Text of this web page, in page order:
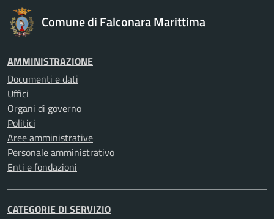
Comune di Falconara Marittima
AMMINISTRAZIONE
Documenti e dati
Uffici
Organi di governo
Politici
Aree amministrative
Personale amministrativo
Enti e fondazioni
CATEGORIE DI SERVIZIO